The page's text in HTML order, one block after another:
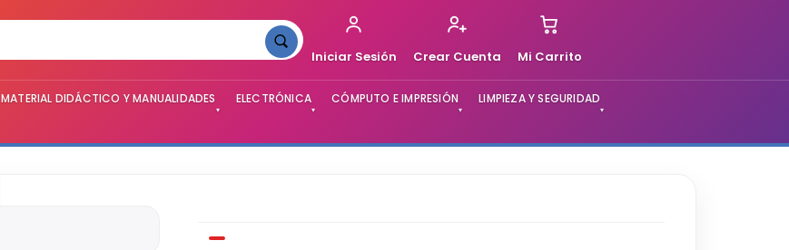
Iniciar Sesión Crear Cuenta Mi Carrito
MATERIAL DIDÁCTICO Y MANUALIDADES
▾
ELECTRÓNICA
▾
CÓMPUTO E IMPRESIÓN
▾
LIMPIEZA Y SEGURIDAD
▾